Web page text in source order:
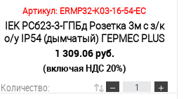
В корзину
Подробнее
Артикул: ERMP32-K03-16-54-EC
IEK РСб23-3-ГПБд Розетка 3м с з/к
о/у IP54 (дымчатый) ГЕРМЕС PLUS
1 309.06 руб.
(включая НДС 20%)
Количество: